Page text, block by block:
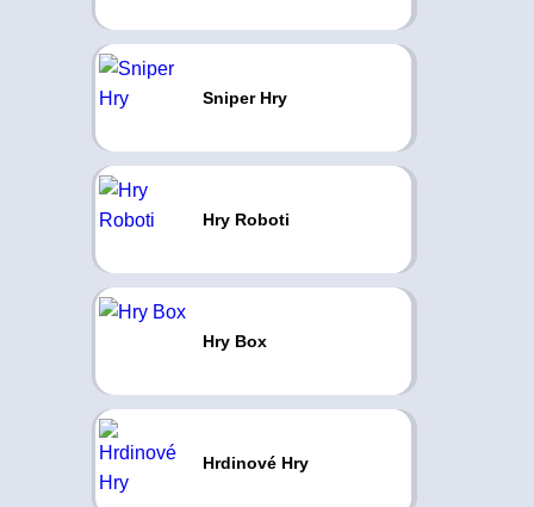
Sniper Hry
Hry Roboti
Hry Box
Hrdinové Hry